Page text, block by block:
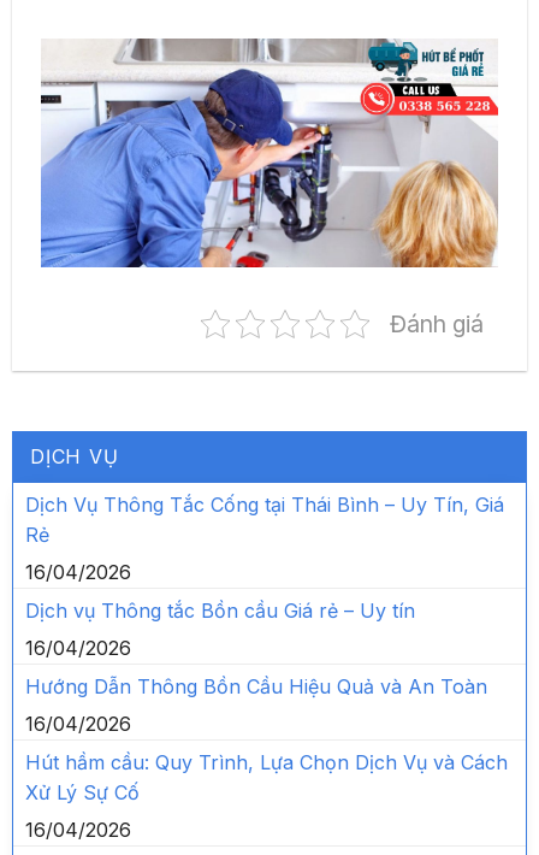
Đánh giá
DỊCH VỤ
Dịch Vụ Thông Tắc Cống tại Thái Bình – Uy Tín, Giá
Rẻ
16/04/2026
Dịch vụ Thông tắc Bồn cầu Giá rẻ – Uy tín
16/04/2026
Hướng Dẫn Thông Bồn Cầu Hiệu Quả và An Toàn
16/04/2026
Hút hầm cầu: Quy Trình, Lựa Chọn Dịch Vụ và Cách
Xử Lý Sự Cố
16/04/2026